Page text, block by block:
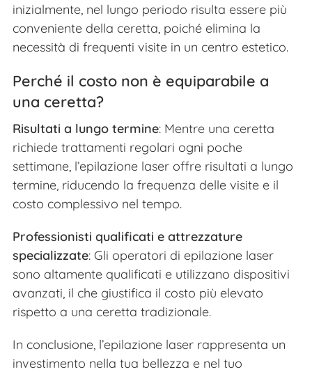
inizialmente, nel lungo periodo risulta essere più
conveniente della ceretta, poiché elimina la
necessità di frequenti visite in un centro estetico.
Perché il costo non è equiparabile a
una ceretta?
Risultati a lungo termine: Mentre una ceretta
richiede trattamenti regolari ogni poche
settimane, l’epilazione laser offre risultati a lungo
termine, riducendo la frequenza delle visite e il
costo complessivo nel tempo.
Professionisti qualificati e attrezzature
specializzate: Gli operatori di epilazione laser
sono altamente qualificati e utilizzano dispositivi
avanzati, il che giustifica il costo più elevato
rispetto a una ceretta tradizionale.
In conclusione, l’epilazione laser rappresenta un
investimento nella tua bellezza e nel tuo